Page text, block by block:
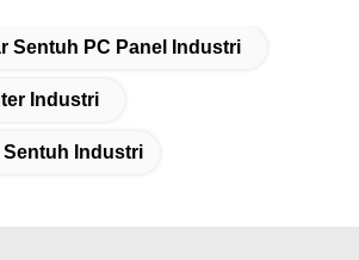
Sentuh PC Panel Industri
Industri
Sentuh Industri